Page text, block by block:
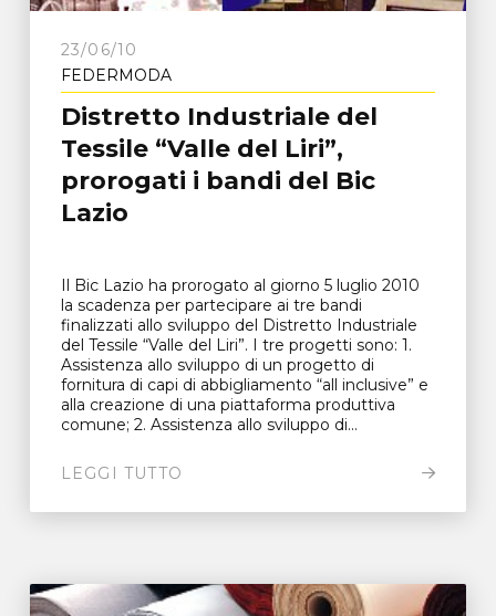
23/06/10
FEDERMODA
Distretto Industriale del
Tessile “Valle del Liri”,
prorogati i bandi del Bic
Lazio
Il Bic Lazio ha prorogato al giorno 5 luglio 2010
la scadenza per partecipare ai tre bandi
finalizzati allo sviluppo del Distretto Industriale
del Tessile “Valle del Liri”. I tre progetti sono: 1.
Assistenza allo sviluppo di un progetto di
fornitura di capi di abbigliamento “all inclusive” e
alla creazione di una piattaforma produttiva
comune; 2. Assistenza allo sviluppo di...
LEGGI TUTTO